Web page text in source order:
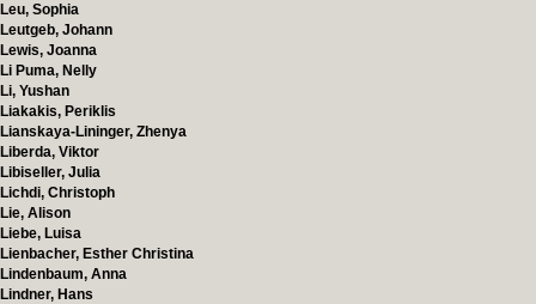
Leu, Sophia
Leutgeb, Johann
Lewis, Joanna
Li Puma, Nelly
Li, Yushan
Liakakis, Periklis
Lianskaya-Lininger, Zhenya
Liberda, Viktor
Libiseller, Julia
Lichdi, Christoph
Lie, Alison
Liebe, Luisa
Lienbacher, Esther Christina
Lindenbaum, Anna
Lindner, Hans